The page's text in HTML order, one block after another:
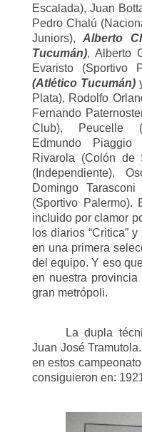
Escalada), Juan
Pedro Chalú
Juniors),Alberto
Tucumán), Alberto
Evaristo (Sportivo
(Atlético Tucumán)
Plata), Rodolfo
Fernando
Club), Peucelle
Edmundo
Rivarola (Colón de
(Independiente),
Domingo
(Sportivo
incluido por clamor
los diarios “Critica”
en una primera
del equipo. Y eso
en nuestra
gran metrópoli.
La dupla
Juan José
en estos
consiguieron en: